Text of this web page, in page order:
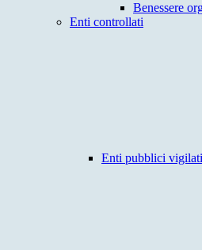
Benessere
Enti controllati
Enti pubblici vigilati